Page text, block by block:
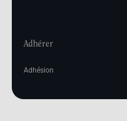
Adhérer
Adhésion